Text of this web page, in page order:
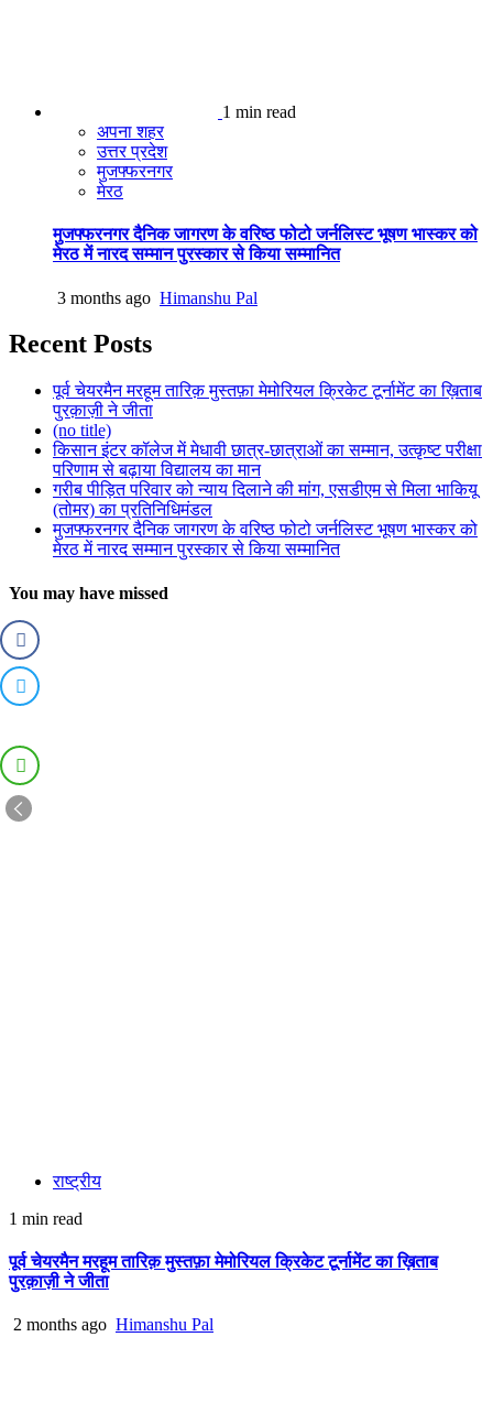
1 min read
अपना शहर
उत्तर प्रदेश
मुजफ्फरनगर
मेरठ
मुजफ्फरनगर दैनिक जागरण के वरिष्ठ फोटो जर्नलिस्ट भूषण भास्कर को
मेरठ में नारद सम्मान पुरस्कार से किया सम्मानित
3 months ago Himanshu Pal
Recent Posts
पूर्व चेयरमैन मरहूम तारिक़ मुस्तफ़ा मेमोरियल क्रिकेट टूर्नामेंट का ख़िताब
पुरक़ाज़ी ने जीता
(no title)
किसान इंटर कॉलेज में मेधावी छात्र-छात्राओं का सम्मान, उत्कृष्ट परीक्षा
परिणाम से बढ़ाया विद्यालय का मान
गरीब पीड़ित परिवार को न्याय दिलाने की मांग, एसडीएम से मिला भाकियू
(तोमर) का प्रतिनिधिमंडल
मुजफ्फरनगर दैनिक जागरण के वरिष्ठ फोटो जर्नलिस्ट भूषण भास्कर को
मेरठ में नारद सम्मान पुरस्कार से किया सम्मानित
You may have missed
राष्ट्रीय
1 min read
पूर्व चेयरमैन मरहूम तारिक़ मुस्तफ़ा मेमोरियल क्रिकेट टूर्नामेंट का ख़िताब
पुरक़ाज़ी ने जीता
2 months ago Himanshu Pal